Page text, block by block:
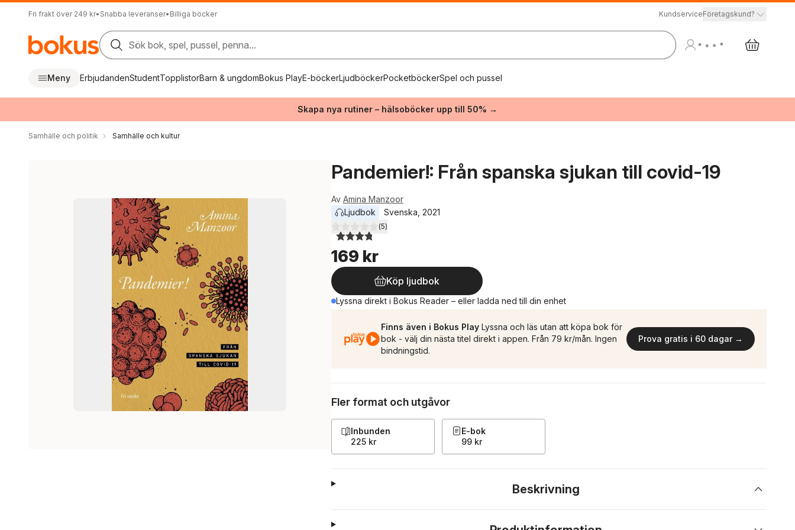
Fri frakt över 249 kr• Snabba leveranser• Billiga böcker KundserviceFöretagskund?
Sök bok, spel, pussel, penna...
Meny ErbjudandenStudentTopplistorBarn & ungdomBokus PlayE-böckerLjudböckerPocketböckerSpel och pussel
Skapa nya rutiner – hälsoböcker upp till 50% →
Samhälle och politik Samhälle och kultur
Pandemier!: Från spanska sjukan till covid-19
Av Amina Manzoor
Ljudbok
Svenska 2021
3,8utav 5 stjärnor. Totalt antal röster:
(5)
169 kr
Köp ljudbok
Lyssna direkt i Bokus Reader – eller ladda ned till din enhet
Finns även i Bokus Play Lyssna och läs utan att köpa bok för
bok - välj din nästa titel direkt i appen. Från 79 kr/mån. Ingen
bindningstid.
Prova gratis i 60 dagar →
Fler format och utgåvor
Inbunden
225 kr
E-bok
99 kr
Beskrivning